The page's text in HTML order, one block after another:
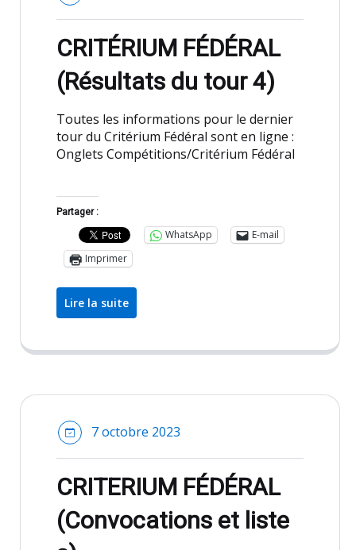
CRITÉRIUM FÉDÉRAL
(Résultats du tour 4)
Toutes les informations pour le dernier
tour du Critérium Fédéral sont en ligne :
Onglets Compétitions/Critérium Fédéral
Partager :
WhatsApp
E-mail
Imprimer
Lire la suite
7 octobre 2023
CRITERIUM FÉDÉRAL
(Convocations et liste